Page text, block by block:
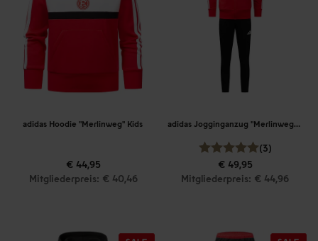
adidas Hoodie "Merlinweg" Kids
€ 44,95
Mitgliederpreis: € 40,46
adidas Jogginganzug "Merlinweg" Kids
(3)
€ 49,95
Mitgliederpreis: € 44,96